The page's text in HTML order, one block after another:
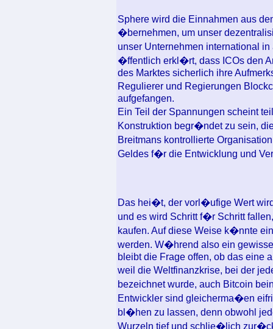
Sphere wird die Einnahmen aus
�bernehmen, um unser
unser Unternehmen international
�ffentlich erkl�rt, dass ICOs den
des Marktes sicherlich ihre
Regulierer und Regierungen
aufgefangen.
Ein Teil der Spannungen scheint
Konstruktion begr�ndet zu sein,
Breitmans kontrollierte
Geldes f�r die Entwicklung und
Das hei�t, der vorl�ufige Wert
und es wird Schritt f�r Schritt
kaufen. Auf diese Weise k�nnte
werden. W�hrend also ein
bleibt die Frage offen, ob das eine
weil die Weltfinanzkrise, bei der
bezeichnet wurde, auch Bitcoin
Entwickler sind gleicherma�en
bl�hen zu lassen, denn obwohl
Wurzeln tief und schlie�lich